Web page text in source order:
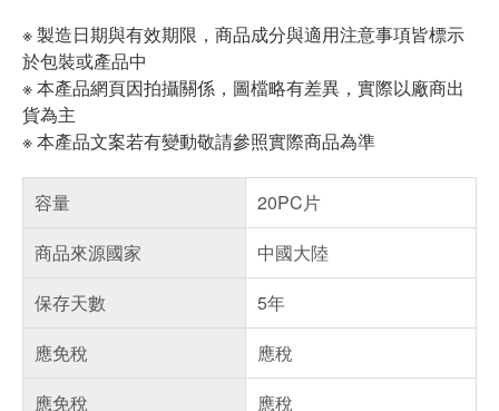
※ 製造日期與有效期限，商品成分與適用注意事項皆標示
於包裝或產品中
※ 本產品網頁因拍攝關係，圖檔略有差異，實際以廠商出
貨為主
※ 本產品文案若有變動敬請參照實際商品為準
容量
20PC片
商品來源國家
中國大陸
保存天數
5年
應免稅
應稅
應免稅
應稅